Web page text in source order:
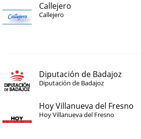
Callejero
Callejero
Diputación de Badajoz
Diputación de Badajoz
Hoy Villanueva del Fresno
Hoy Villanueva del Fresno